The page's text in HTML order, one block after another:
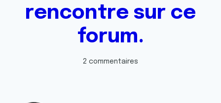
rencontre sur ce
forum.
2 commentaires